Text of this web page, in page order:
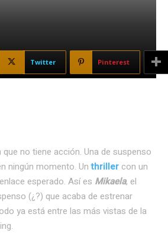
Twitter Pinterest
que no tiene acción. Una de suspenso
ningún momento. Unthriller con un
esperado. Así es Mikaela, el
(¿?) que acaba de estrenar
ya está entre las más vistas de la